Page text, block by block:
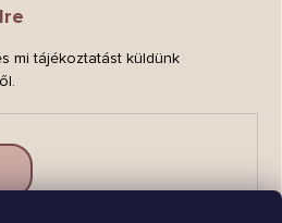
mi tájékoztatást küldünk